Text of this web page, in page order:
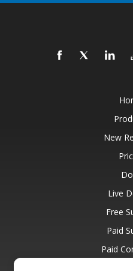
New
Live
Free
Paid
Paid